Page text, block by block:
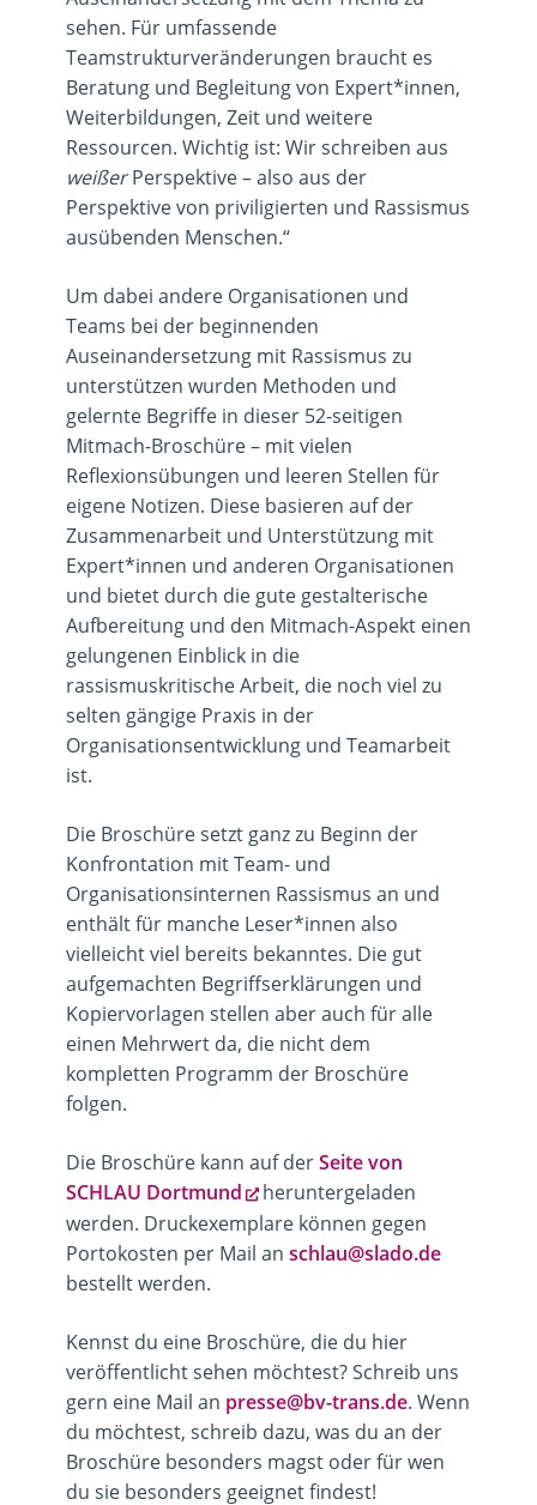
sehen. Für umfassende
Teamstrukturveränderungen braucht es
Beratung und Begleitung von Expert*innen,
Weiterbildungen, Zeit und weitere
Ressourcen. Wichtig ist: Wir schreiben aus
weißerPerspektive – also aus der
Perspektive von priviligierten und Rassismus
ausübenden Menschen.“
Um dabei andere Organisationen und
Teams bei der beginnenden
Auseinandersetzung mit Rassismus zu
unterstützen wurden Methoden und
gelernte Begriffe in dieser 52-seitigen
Mitmach-Broschüre – mit vielen
Reflexionsübungen und leeren Stellen für
eigene Notizen. Diese basieren auf der
Zusammenarbeit und Unterstützung mit
Expert*innen und anderen Organisationen
und bietet durch die gute gestalterische
Aufbereitung und den Mitmach-Aspekt einen
gelungenen Einblick in die
rassismuskritische Arbeit, die noch viel zu
selten gängige Praxis in der
Organisationsentwicklung und Teamarbeit
ist.
Die Broschüre setzt ganz zu Beginn der
Konfrontation mit Team- und
Organisationsinternen Rassismus an und
enthält für manche Leser*innen also
vielleicht viel bereits bekanntes. Die gut
aufgemachten Begriffserklärungen und
Kopiervorlagen stellen aber auch für alle
einen Mehrwert da, die nicht dem
kompletten Programm der Broschüre
folgen.
Die Broschüre kann auf derSeite von
SCHLAU Dortmund
heruntergeladen
werden. Druckexemplare können gegen
Portokosten per Mail an schlau@slado.de
bestellt werden.
Kennst du eine Broschüre, die du hier
veröffentlicht sehen möchtest? Schreib uns
gern eine Mail an presse@bv-trans.de. Wenn
du möchtest, schreib dazu, was du an der
Broschüre besonders magst oder für wen
du sie besonders geeignet findest!